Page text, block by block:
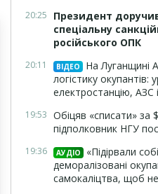
20:25
Президент
спеціальну
російського ОПК
20:11 ВІДЕО
На Луганщині
логістику окупантів:
електростанцію, АЗС
19:53 Обіцяв «списати» за
підполковник НГУ
19:36 АУДІО
«Підірвали
деморалізовані
самокаліцтва, щоб